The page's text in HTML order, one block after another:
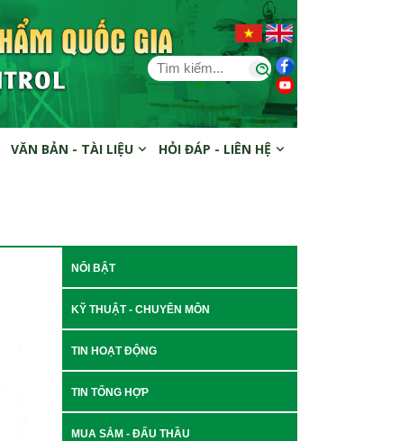
VĂN BẢN - TÀI LIỆU HỎI ĐÁP - LIÊN HỆ
NỔI BẬT
KỸ THUẬT - CHUYÊN MÔN
TIN HOẠT ĐỘNG
TIN TỔNG HỢP
MUA SẮM - ĐẤU THẦU